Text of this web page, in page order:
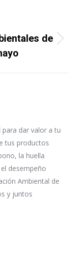
de
para dar valor a tu
tus productos
la huella
desempeño
Ambiental de
y juntos